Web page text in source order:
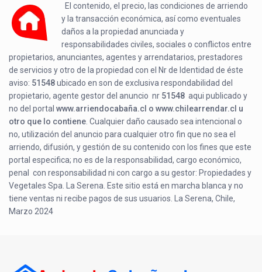
El contenido, el precio, las condiciones de arriendo
y la transacción económica, así como eventuales
daños a la propiedad anunciada y
responsabilidades civiles, sociales o conflictos entre
propietarios, anunciantes, agentes y arrendatarios, prestadores
de servicios y otro de la propiedad con el Nr de Identidad de éste
aviso: 51548ubicado enson de exclusiva respondabilidad del
propietario, agente gestor del anuncio nr 51548 aqui publicado y
no del portalwww.arriendocabaña.cl o www.chilearrendar.cl u
otro que lo contiene . Cualquier daño causado sea intencional o
no, utilización del anuncio para cualquier otro fin que no sea el
arriendo, difusión, y gestión de su contenido con los fines que este
portal especifica; no es de la responsabilidad, cargo económico,
penal con responsabilidad ni con cargo a su gestor: Propiedades y
Vegetales Spa. La Serena. Este sitio está en marcha blanca y no
tiene ventas ni recibe pagos de sus usuarios. La Serena, Chile,
Marzo 2024